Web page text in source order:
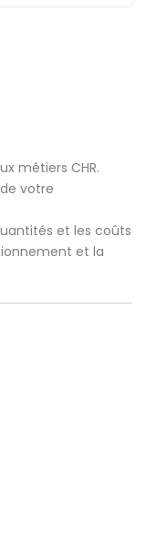
métiers CHR.
votre
et les coûts
et la